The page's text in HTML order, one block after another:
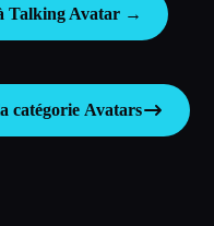
Talking Avatar →
catégorie Avatars